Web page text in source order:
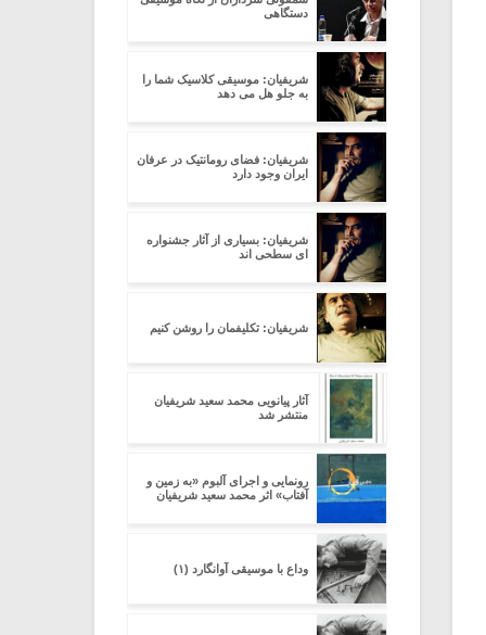
دستگاهی
شریفیان: موسیقی کلاسیک شما را
به جلو هل می دهد
شریفیان: فضای رومانتیک در عرفان
ایران وجود دارد
شریفیان: بسیاری از آثار جشنواره
ای سطحی اند
شریفیان: تکلیفمان را روشن کنیم
آثار پیانویی محمد سعید شریفیان
منتشر شد
رونمایی و اجرای آلبوم «به زمین و
آفتاب» اثر محمد سعید شریفیان
وداع با موسیقی آوانگارد (۱)